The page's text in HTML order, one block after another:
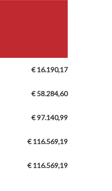
€ 16.190,17
€ 58.284,60
€ 97.140,99
€ 116.569,19
€ 116.569,19